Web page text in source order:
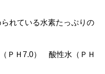
れている水素たっぷりの
ＰＨ7.0） 酸性水（ＰＨ